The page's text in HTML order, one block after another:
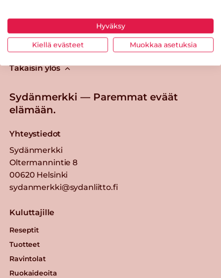
Tästä merkistä tunnistat
Sydänmerkki-tuotteen
Takaisin ylös
Sydänmerkki — Paremmat eväät
elämään.
Yhteystiedot
Sydänmerkki
Oltermannintie 8
00620 Helsinki
sydanmerkki@sydanliitto.fi
Kuluttajille
Reseptit
Tuotteet
Ravintolat
Ruokaideoita
Hyväksy
Kiellä evästeet Muokkaa asetuksia